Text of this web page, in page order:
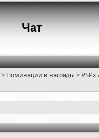
Чат
> Номинации и награды > PSPx